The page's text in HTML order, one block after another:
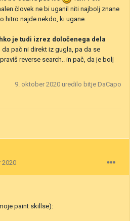
človek ne bi uganil niti najbolj znane
hitro najde nekdo, ki ugane.
je tudi izrez določenega dela
da pač ni direkt iz gugla, pa da se
reverse search.. in pač, da je bolj
9. oktober 2020 uredilo bitje DaCapo
2020
paint skillse):